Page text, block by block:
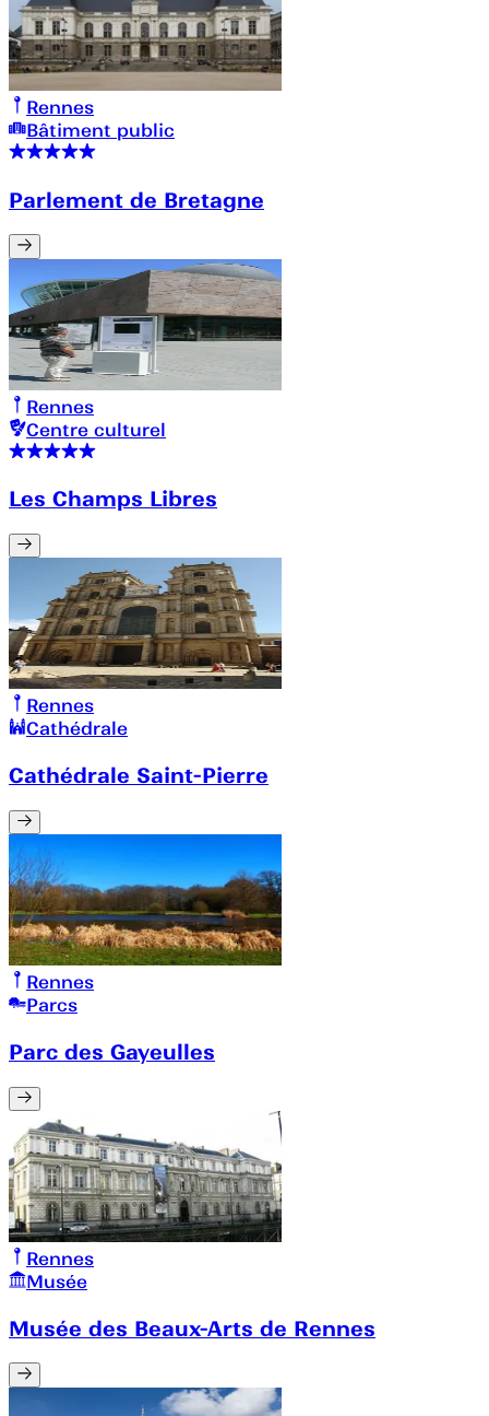
Rennes
Bâtiment public
Parlement de Bretagne
Rennes
Centre culturel
Les Champs Libres
Rennes
Cathédrale
Cathédrale Saint-Pierre
Rennes
Parcs
Parc des Gayeulles
Rennes
Musée
Musée des Beaux-Arts de Rennes